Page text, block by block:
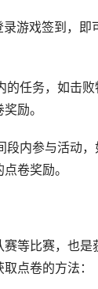
游戏签到，即
的任务，如击
励。
段内参与活动，
卷奖励。
等比赛，也是
点卷的方法：